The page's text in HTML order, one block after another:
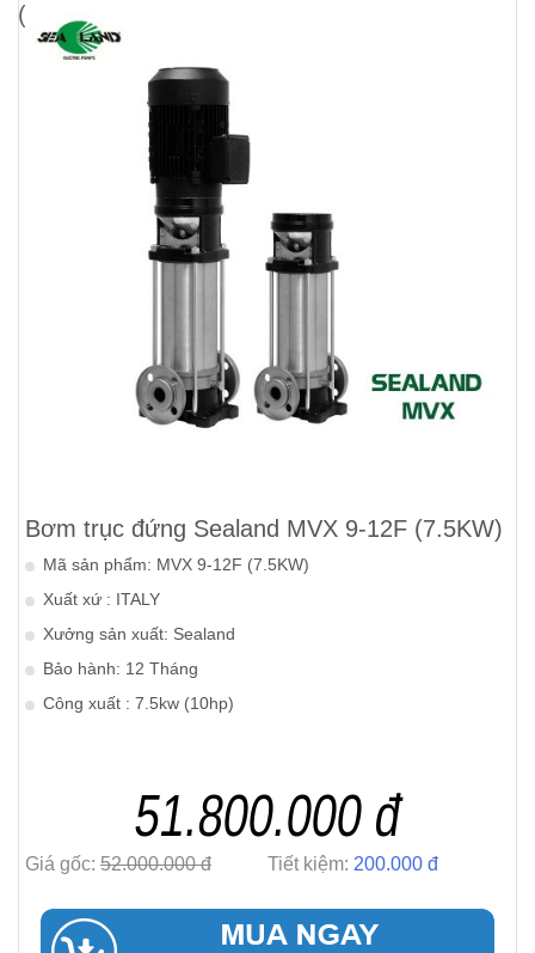
(7.5KW)
Bơm trục đứng Sealand MVX 9-12F (7.5KW)
Mã sản phẩm: MVX 9-12F (7.5KW)
Xuất xứ : ITALY
Xưởng sản xuất: Sealand
Bảo hành: 12 Tháng
Công xuất : 7.5kw (10hp)
51.800.000 đ
Giá gốc: 52.000.000 đ Tiết kiệm: 200.000 đ